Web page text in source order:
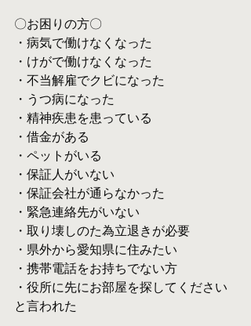
〇お困りの方〇
・病気で働けなくなった
・けがで働けなくなった
・不当解雇でクビになった
・うつ病になった
・精神疾患を患っている
・借金がある
・ペットがいる
・保証人がいない
・保証会社が通らなかった
・緊急連絡先がいない
・取り壊しのた為立退きが必要
・県外から愛知県に住みたい
・携帯電話をお持ちでない方
・役所に先にお部屋を探してください
と言われた